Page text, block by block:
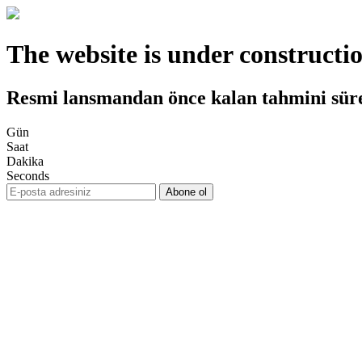
The website is under
Resmi lansmandan önce kalan tahmini
Gün
Saat
Dakika
Seconds